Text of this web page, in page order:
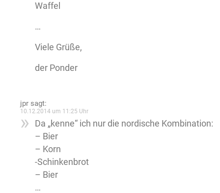
Waffel
…
Viele Grüße,
der Ponder
jpr sagt:
10.12.2014 um 11:25 Uhr
Da „kenne“ ich nur die nordische Kombination:
– Bier
– Korn
-Schinkenbrot
– Bier
…